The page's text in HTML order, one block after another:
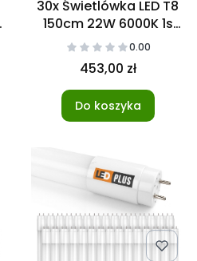
30x Świetlówka LED T8
150cm 22W 6000K 1s
NANO 0.00
453,00 zł
Do koszyka